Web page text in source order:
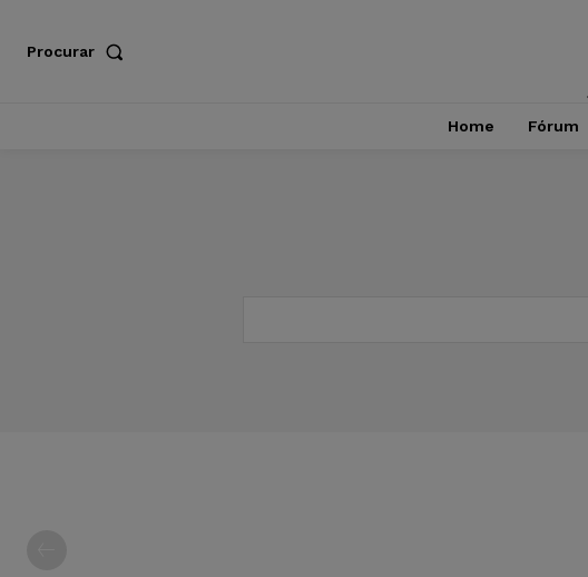
Procurar
Home Fórum